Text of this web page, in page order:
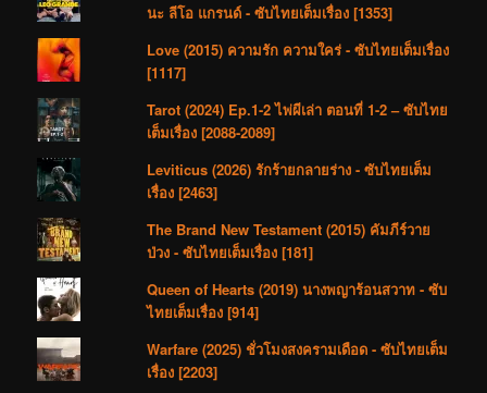
นะ ลีโอ แกรนด์ - ซับไทยเต็มเรื่อง [1353]
Love (2015) ความรัก ความใคร่ - ซับไทยเต็มเรื่อง
[1117]
Tarot (2024) Ep.1-2 ไพ่ผีเล่า ตอนที่ 1-2 – ซับไทย
เต็มเรื่อง [2088-2089]
Leviticus (2026) รักร้ายกลายร่าง - ซับไทยเต็ม
เรื่อง [2463]
The Brand New Testament (2015) คัมภีร์วาย
ป่วง - ซับไทยเต็มเรื่อง [181]
Queen of Hearts (2019) นางพญาร้อนสวาท - ซับ
ไทยเต็มเรื่อง [914]
Warfare (2025) ชั่วโมงสงครามเดือด - ซับไทยเต็ม
เรื่อง [2203]